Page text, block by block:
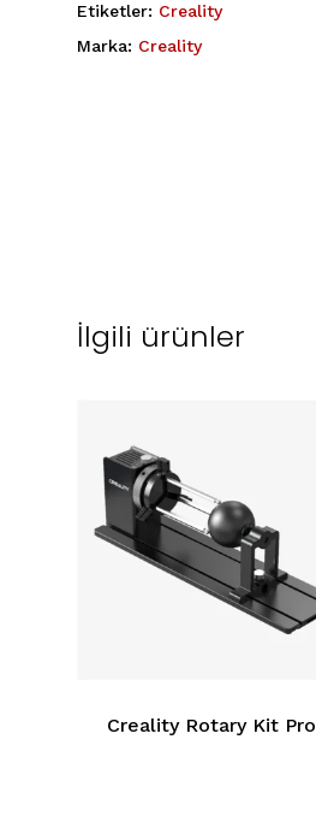
Etiketler: Creality
Marka: Creality
İlgili ürünler
Creality Rotary Kit Pro